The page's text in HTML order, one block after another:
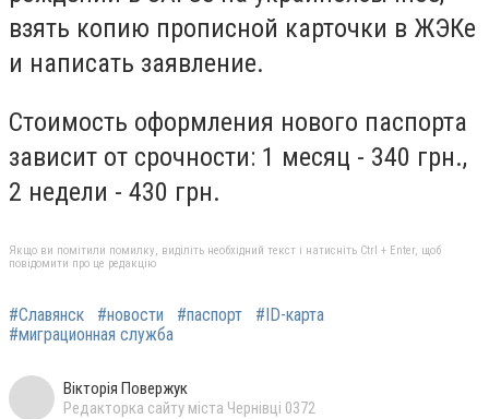
взять копию прописной карточки в ЖЭКе
и написать заявление.
Стоимость оформления нового паспорта
зависит от срочности: 1 месяц - 340 грн.,
2 недели - 430 грн.
Якщо ви помітили помилку, виділіть необхідний текст і натисніть Ctrl + Enter, щоб
повідомити про це редакцію
#Славянск #новости #паспорт
#ID-карта
#миграционная служба
Вікторія Повержук
Редакторка сайту міста Чернівці 0372